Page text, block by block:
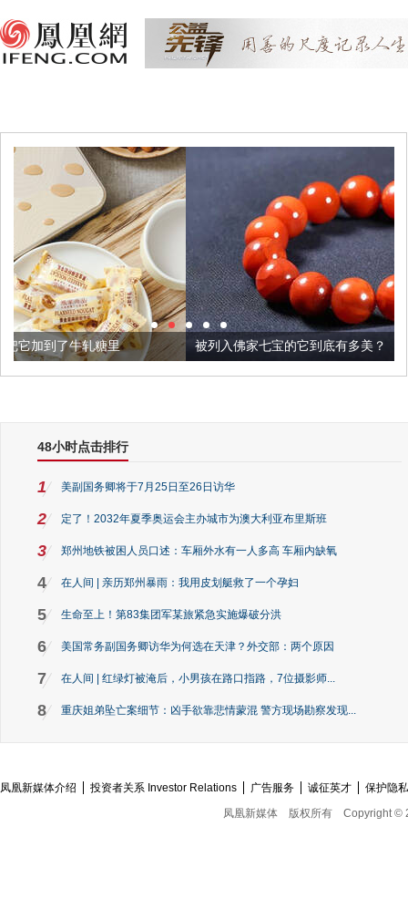
被列入佛家七宝的它到底有多美？
48小时点击排行
1 美副国务卿将于7月25日至26日访华
2 定了！2032年夏季奥运会主办城市为澳大利亚布里斯班
3 郑州地铁被困人员口述：车厢外水有一人多高 车厢内缺氧
4 在人间 | 亲历郑州暴雨：我用皮划艇救了一个孕妇
5 生命至上！第83集团军某旅紧急实施爆破分洪
6 美国常务副国务卿访华为何选在天津？外交部：两个原因
7 在人间 | 红绿灯被淹后，小男孩在路口指路，7位摄影师...
8 重庆姐弟坠亡案细节：凶手欲靠悲情蒙混 警方现场勘察发现...
凤凰新媒体介绍 投资者关系 Investor Relations 广告服务 诚征英才
保护隐
凤凰新媒体
版权所有 Copyright ©